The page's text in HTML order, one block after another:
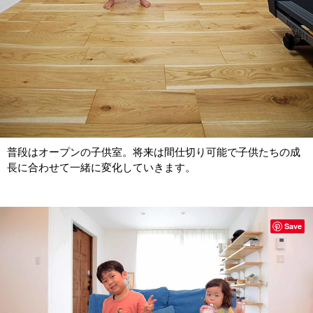
普段はオープンの子供室。将来は間仕切り可能で子供たちの成
長に合わせて一緒に変化していきます。
Save